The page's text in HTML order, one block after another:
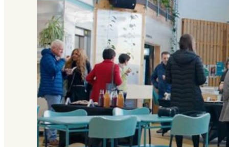
map
Media
Our videos
Contact